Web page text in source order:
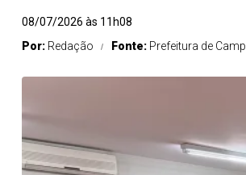
08/07/2026 às 11h08
Por: Redação Fonte: Prefeitura de